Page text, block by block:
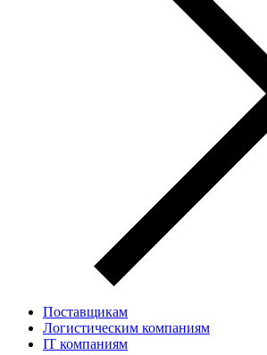
Поставщикам
Логистическим компаниям
IT компаниям